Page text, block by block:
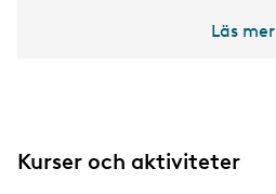
Läs mer
Kurser och aktiviteter